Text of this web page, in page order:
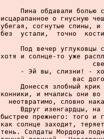
Пина обдавали болью
исцарапанное о гнусную
убегая, согнутые спины,
без  устали,  точно
Под вечер углуковцы
хотя и солнце-то уже
- Эй вы, слизни! -
вас
Донесся злобный крик
конники, и мчались они
неотвратимо, словно
Вдруг изенгардцы, на
быстрее прежнего: того
как солнце заходит,
тень. Солдаты Мордора